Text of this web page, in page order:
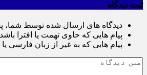
ثبت دیدگاه
دیدگاه های ارسال شده توسط شما،
پیام هایی که حاوی تهمت یا افترا
پیام هایی که به غیر از زبان فارسی